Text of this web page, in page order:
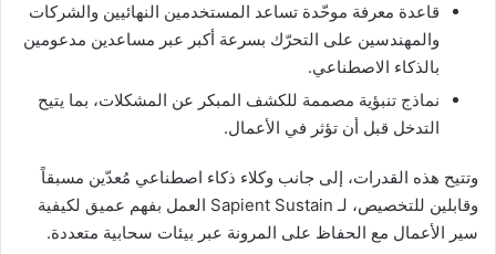
قاعدة معرفة موحّدة تساعد المستخدمين النهائيين والشركات
والمهندسين على التحرّك بسرعة أكبر عبر مساعدين مدعومين
بالذكاء الاصطناعي.
نماذج تنبؤية مصممة للكشف المبكر عن المشكلات، بما يتيح
التدخل قبل أن تؤثر في الأعمال.
وتتيح هذه القدرات، إلى جانب وكلاء ذكاء اصطناعي مُعدّين مسبقاً
وقابلين للتخصيص، لـ Sapient Sustain العمل بفهم عميق لكيفية
سير الأعمال مع الحفاظ على المرونة عبر بيئات سحابية متعددة.